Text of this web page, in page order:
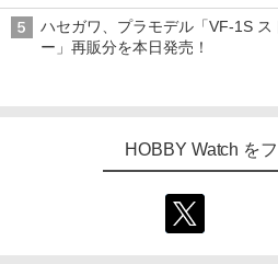
子どもが楽しめるかっぱ寿司なら
追求
ハセガワ、プラモデル「VF-1S
ー」再販分を本日発売！
HOBBY Watch を